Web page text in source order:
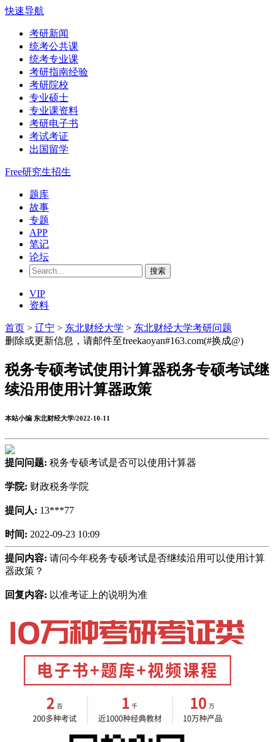
快速导航
考研新闻
统考公共课
统考专业课
考研指南经验
考研院校
专业硕士
专业课资料
考研电子书
考试考证
出国留学
Free研究生招生
题库
故事
专题
APP
笔记
论坛
搜索
VIP
资料
首页 > 辽宁 > 东北财经大学 > 东北财经大学考研问题
删除或更新信息，请邮件至freekaoyan#163.com(#换成@)
税务专硕考试使用计算器税务专硕考试继
续沿用使用计算器政策
本站小编 东北财经大学/2022-10-11
提问问题: 税务专硕考试是否可以使用计算器
学院: 财政税务学院
提问人: 13***77
时间: 2022-09-23 10:09
提问内容: 请问今年税务专硕考试是否继续沿用可以使用计算
器政策？
回复内容: 以准考证上的说明为准